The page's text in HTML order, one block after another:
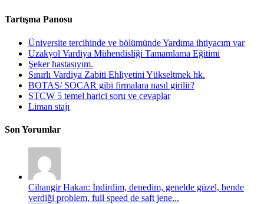
Tartışma Panosu
Üniversite tercihinde ve bölümünde Yardıma ihtiyacım var
Uzakyol Vardiya Mühendisliği Tamamlama Eğitimi
Şeker hastasıyım.
Sınırlı Vardiya Zabiti Ehliyetini Yükseltmek hk.
BOTAŞ/ SOCAR gibi firmalara nasıl girilir?
STCW 5 temel harici soru ve cevaplar
Liman stajı
Son Yorumlar
Cihangir Hakan: İndirdim, denedim, genelde güzel, bende
verdiği problem, full speed de saft jene...